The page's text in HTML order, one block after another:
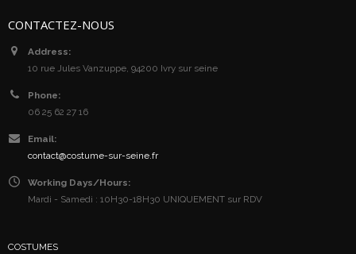
CONTACTEZ-NOUS
Address:
10 rue Jules Vanzuppe, 94200 Ivry sur seine
Phone:
06 25 62 27 16
Email:
contact@costume-sur-seine.fr
Working Days/Hours:
Mardi - Samedi : 10H30-18H30 UNIQUEMENT sur RDV
COSTUMES